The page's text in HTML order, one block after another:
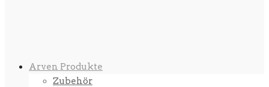
Arven Produkte
Zubehör